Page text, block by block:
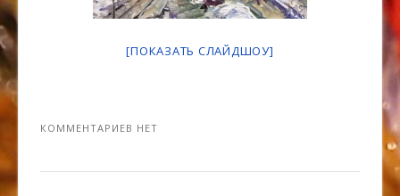
[ПОКАЗАТЬ СЛАЙДШОУ]
КОММЕНТАРИЕВ НЕТ